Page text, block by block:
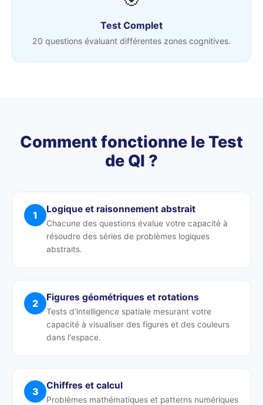
Test Complet
20 questions évaluant différentes zones cognitives.
Comment fonctionne le Test
de QI ?
1 Logique et raisonnement abstrait
Chacune des questions évalue votre capacité à
résoudre des séries de problèmes logiques
abstraits.
2 Figures géométriques et rotations
Tests d'intelligence spatiale mesurant votre
capacité à visualiser des figures et des couleurs
dans l'espace.
3 Chiffres et calcul
Problèmes mathématiques et patterns numériques